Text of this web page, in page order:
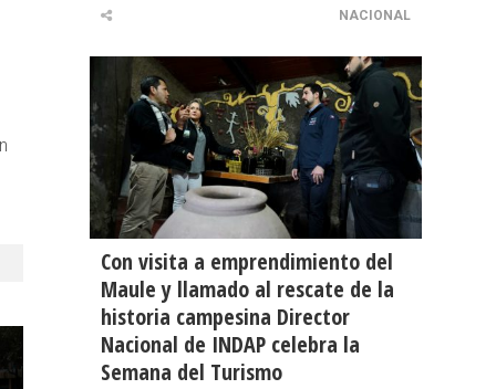
NACIONAL
Con visita a emprendimiento del
Maule y llamado al rescate de la
historia campesina Director
Nacional de INDAP celebra la
Semana del Turismo